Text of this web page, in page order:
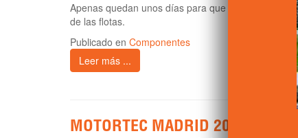
Apenas quedan unos días para que tenga lugar
de las flotas.
Publicado en Componentes
Leer más ...
MOTORTEC MADRID 2022